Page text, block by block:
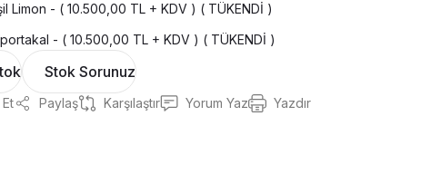
Limon - ( 10.500,00 TL + KDV ) ( TÜKENDİ )
- ( 10.500,00 TL + KDV ) ( TÜKENDİ )
Stok Sorunuz
Paylaş Karşılaştır Yorum Yaz Yazdır